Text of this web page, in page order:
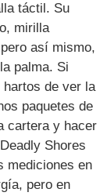
táctil. Su
mirilla
así mismo,
palma. Si
hartos de ver la
paquetes de
cartera y hacer
Shores
mediciones en
pero en